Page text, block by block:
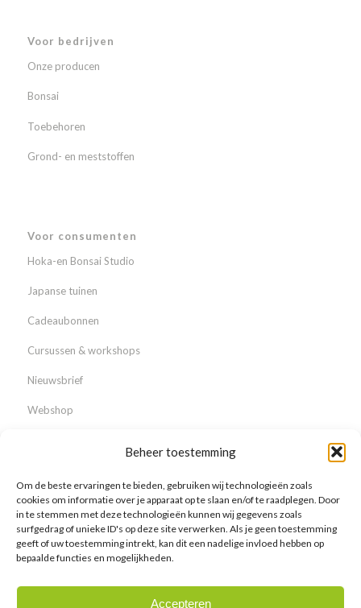
Beheer toestemming
Om de beste ervaringen te bieden, gebruiken wij technologieën zoals
cookies om informatie over je apparaat op te slaan en/of te raadplegen. Door
in te stemmen met deze technologieën kunnen wij gegevens zoals
surfgedrag of unieke ID's op deze site verwerken. Als je geen toestemming
geeft of uw toestemming intrekt, kan dit een nadelige invloed hebben op
bepaalde functies en mogelijkheden.
Accepteren
Voor bedrijven
Onze producen
Bonsai
Toebehoren
Grond- en meststoffen
Voor consumenten
Hoka-en Bonsai Studio
Japanse tuinen
Cadeaubonnen
Cursussen & workshops
Nieuwsbrief
Webshop
Over ons
Waarom Lodder Bonsai?
Nieuws & Events